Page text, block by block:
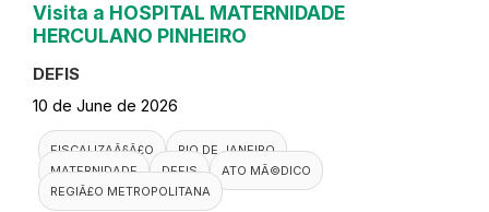
Visita a HOSPITAL MATERNIDADE
HERCULANO PINHEIRO
DEFIS
10 de June de 2026
FISCALIZAÃ§Ã£O
RIO DE JANEIRO
MATERNIDADE
DEFIS
ATO MÃ©DICO
REGIÃ£O METROPOLITANA